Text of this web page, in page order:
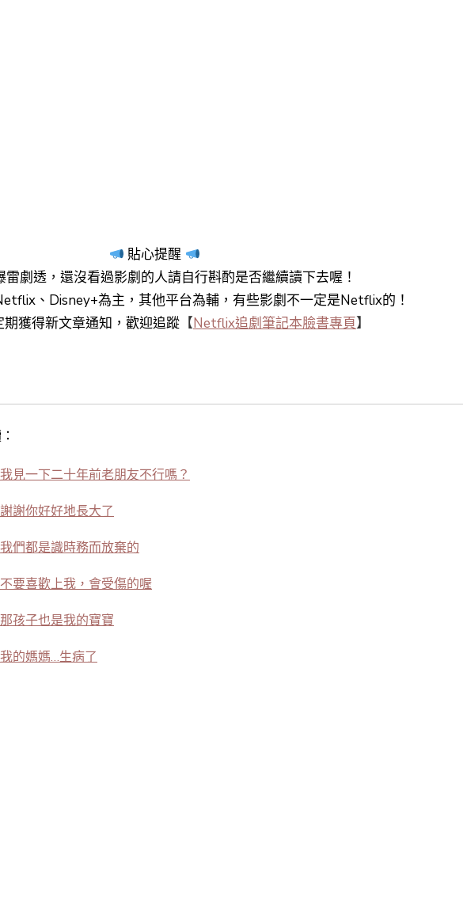
貼心提醒
雷劇透 ，還沒看過影劇的人請自行斟酌是否繼續讀下去喔！
、Disney+為主，其他平台為輔，有些影劇不一定是Netflix的！
期獲得新文章通知，歡迎追蹤【Netflix追劇筆記本臉書專頁】
見一下二十年前老朋友不行嗎？
謝你好好地長大了
們都是識時務而放棄的
要喜歡上我，會受傷的喔
孩子也是我的寶寶
的媽媽…生病了